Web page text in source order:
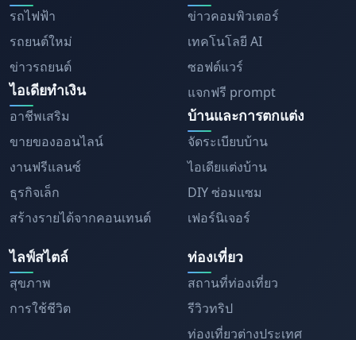
รถไฟฟ้า
รถยนต์ใหม่
ข่าวรถยนต์
ไอเดียทำเงิน
อาชีพเสริม
ขายของออนไลน์
งานฟรีแลนซ์
ธุรกิจเล็ก
สร้างรายได้จากคอนเทนต์
ข่าวคอมพิวเตอร์
เทคโนโลยี AI
ซอฟต์แวร์
แจกฟรี prompt
บ้านและการตกแต่ง
จัดระเบียบบ้าน
ไอเดียแต่งบ้าน
DIY ซ่อมแซม
เฟอร์นิเจอร์
ไลฟ์สไตล์
สุขภาพ
การใช้ชีวิต
ท่องเที่ยว
สถานที่ท่องเที่ยว
รีวิวทริป
ท่องเที่ยวต่างประเทศ